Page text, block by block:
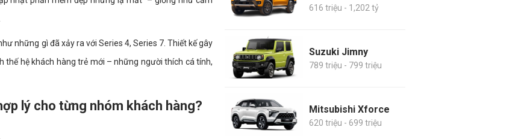
những gì đã xảy ra với Series 4, Series 7. Thiết kế gây
thế hệ khách hàng trẻ mới – những người thích cá tính,
lý cho từng nhóm khách hàng?
616 triệu - 1,202 tỷ
Suzuki Jimny
789 triệu - 799 triệu
Mitsubishi Xforce
620 triệu - 699 triệu